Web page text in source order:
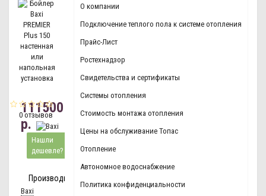
О компании
Подключение теплого пола к системе отопления
Прайс-Лист
Ростехнадзор
Свидетельства и сертификаты
Системы отопления
Стоимость монтажа отопления
Цены на обслуживание Топас
Отопление
Автономное водоснабжение
Политика конфиденциальности
0 отзывов
111500
р.
Нашли
дешевле?
Производитель:
Baxi